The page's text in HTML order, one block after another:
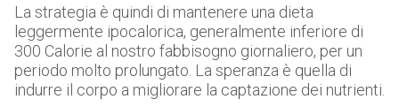
La strategia è quindi di mantenere una dieta
leggermente ipocalorica, generalmente inferiore di
300 Calorie al nostro fabbisogno giornaliero, per un
periodo molto prolungato. La speranza è quella di
indurre il corpo a migliorare la captazione dei nutrienti.